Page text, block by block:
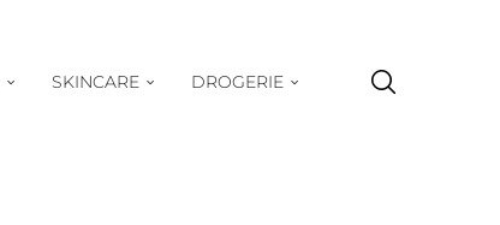
SKINCARE DROGERIE